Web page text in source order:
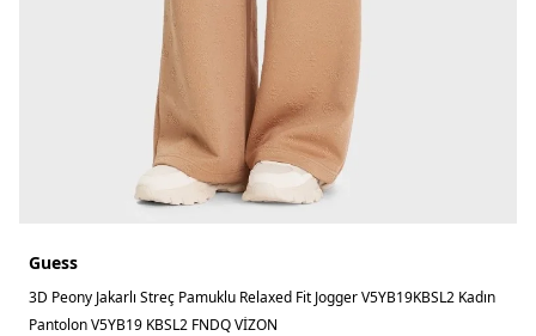
Guess
3D Peony Jakarlı Streç Pamuklu Relaxed Fit Jogger V5YB19KBSL2 Kadın
Pantolon V5YB19 KBSL2 FNDQ VİZON